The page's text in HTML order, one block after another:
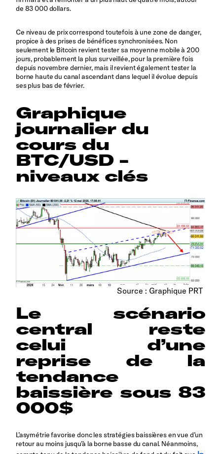
de 83 000 dollars.
Ce niveau de prix correspond toutefois à une zone de danger,
propice à des prises de bénéfices synchronisées. Non
seulement le Bitcoin revient tester sa moyenne mobile à 200
jours, probablement la plus surveillée, pour la première fois
depuis novembre dernier, mais il revient également tester la
borne haute du canal ascendant dans lequel il évolue depuis
ses plus bas de février.
Graphique
journalier du
cours du
BTC/USD -
niveaux clés
Source : Graphique PRT
Le scénario
central reste
celui d’une
reprise de la
tendance
baissière sous 83
000$
L’asymétrie favorise donc les stratégies baissières en vue d’un
retour au moins jusqu’à la borne basse du canal. Néanmoins,